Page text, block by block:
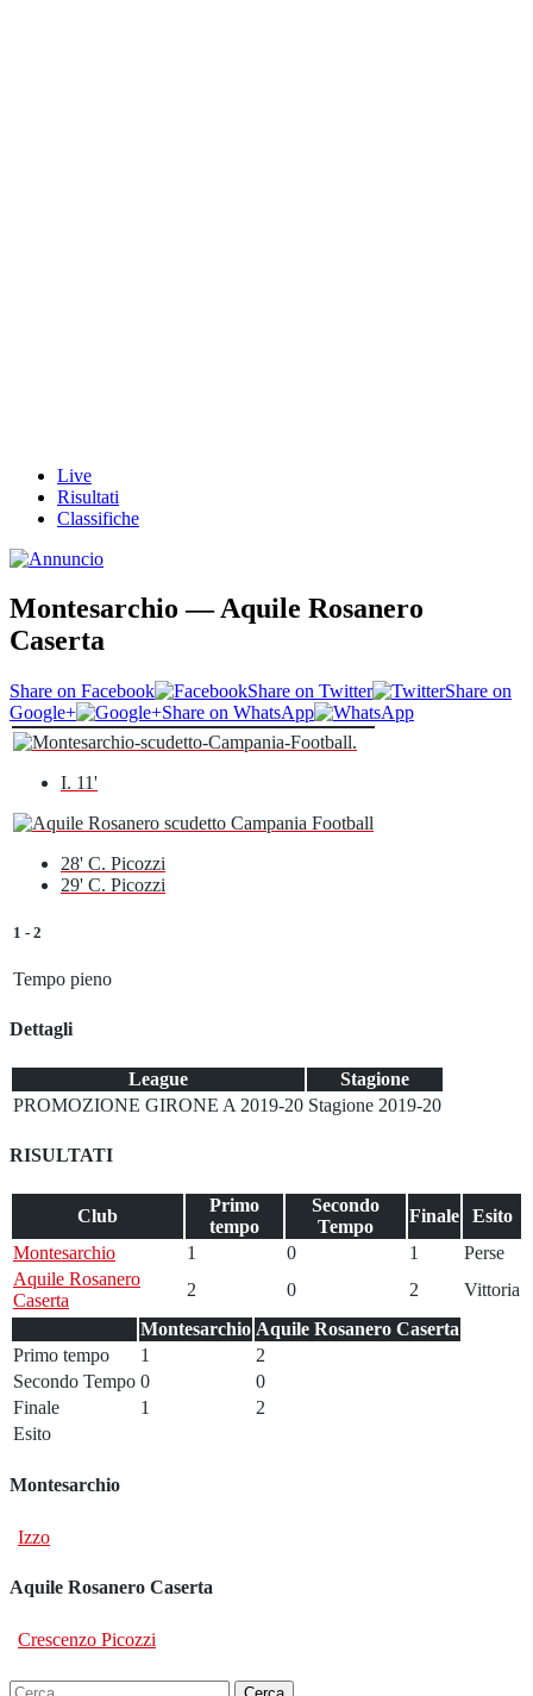
Live
Risultati
Classifiche
Montesarchio — Aquile Rosanero
Caserta
Share on Facebook Share on Twitter
Share on
Google+
Share on WhatsApp
I. 11'
28' C. Picozzi
29' C. Picozzi
1 - 2
Tempo pieno
Dettagli
League
Stagione
PROMOZIONE GIRONE A 2019-20 Stagione 2019-20
RISULTATI
Club
Primo
tempo
Secondo
Tempo
Finale
Esito
Montesarchio
1 0 1
Perse
Aquile Rosanero
Caserta
2 0 2
Vittoria
Montesarchio Aquile Rosanero Caserta
Primo tempo
1
2
Secondo Tempo 0
0
Finale
1
2
Esito
Montesarchio
Izzo
Aquile Rosanero Caserta
Crescenzo Picozzi
Ricerca